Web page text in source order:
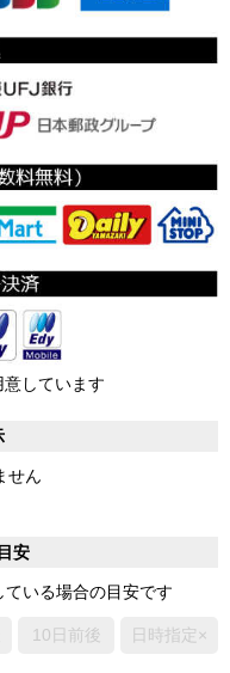
しています
せん
安
いる場合の目安です
10日前後 日時指定×